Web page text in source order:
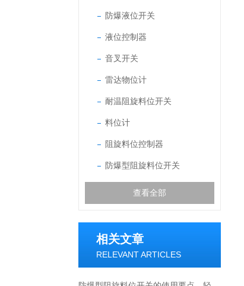
防爆液位开关
液位控制器
音叉开关
雷达物位计
耐温阻旋料位开关
料位计
阻旋料位控制器
防爆型阻旋料位开关
查看全部
相关文章
RELEVANT ARTICLES